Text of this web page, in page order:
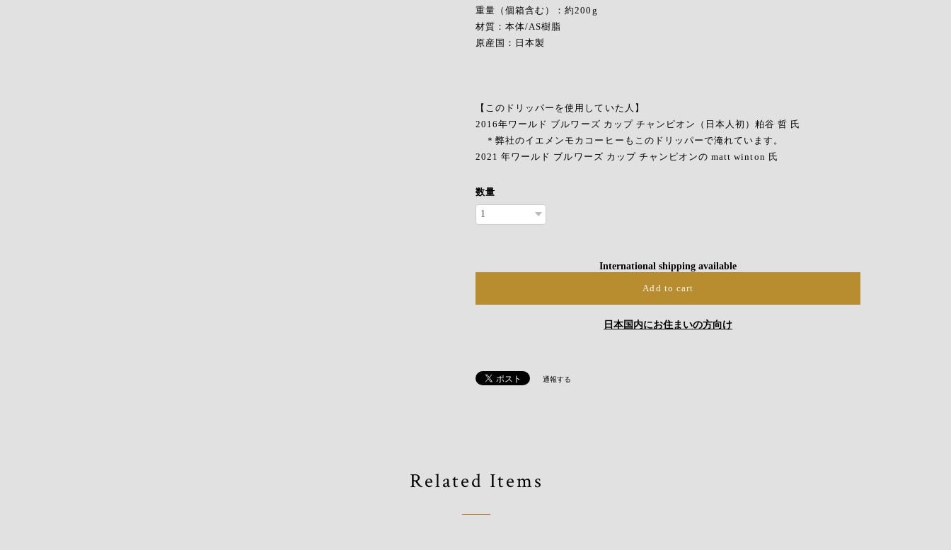
重量（個箱含む）：約200g
材質：本体/AS樹脂
原産国：日本製
【このドリッパーを使用していた人】
2016年ワールド ブルワーズ カップ チャンピオン（日本人初）粕谷 哲 氏
＊弊社のイエメンモカコーヒーもこのドリッパーで淹れています。
2021 年ワールド ブルワーズ カップ チャンピオンの matt winton 氏
数量
International shipping available
Add to cart
日本国内にお住まいの方向け
通報する
Related Items